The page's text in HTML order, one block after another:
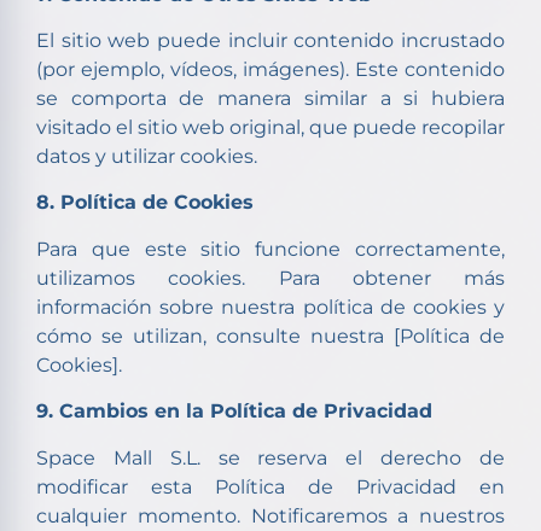
El sitio web puede incluir contenido incrustado
(por ejemplo, vídeos, imágenes). Este contenido
se comporta de manera similar a si hubiera
visitado el sitio web original, que puede recopilar
datos y utilizar cookies.
8. Política de Cookies
Para que este sitio funcione correctamente,
utilizamos cookies. Para obtener más
información sobre nuestra política de cookies y
cómo se utilizan, consulte nuestra [Política de
Cookies].
9. Cambios en la Política de Privacidad
Space Mall S.L. se reserva el derecho de
modificar esta Política de Privacidad en
cualquier momento. Notificaremos a nuestros